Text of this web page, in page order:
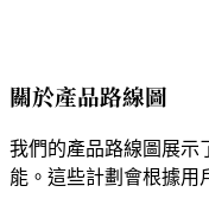
關於產品路線圖
我們的產品路線圖展示
能。這些計劃會根據用